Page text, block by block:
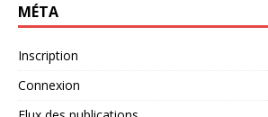
MÉTA
Inscription
Connexion